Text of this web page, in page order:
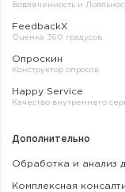
Вовлеченность и
FeedbackX
Оценка 360 градусов
Опроскин
Конструктор опросов
Happy Service
Качество внутреннего
Дополнительно
Обработка и анализ
Комплексная